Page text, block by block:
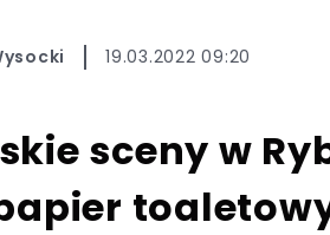
19.03.2022 09:20
sceny w